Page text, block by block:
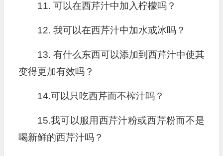
11. 可以在西芹汁中加入柠檬吗？
12. 我可以在西芹汁中加水或冰吗？
13. 有什么东西可以添加到西芹汁中使其
变得更加有效吗？
14.可以只吃西芹而不榨汁吗？
15.我可以服用西芹汁粉或西芹粉而不是
喝新鲜的西芹汁吗？